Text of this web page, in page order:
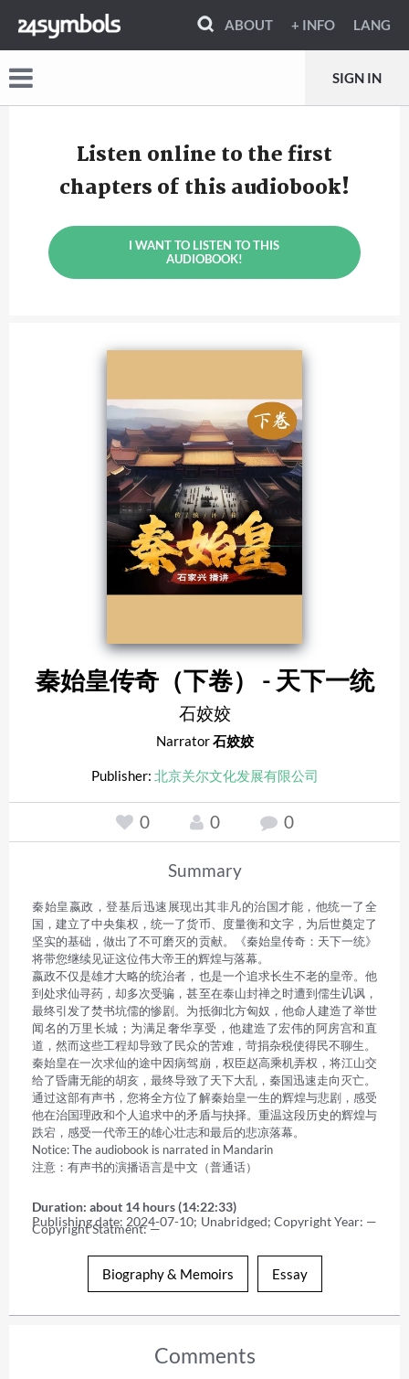
ABOUT + INFO LANG
SIGN IN
Listen online to the first
chapters of this audiobook!
I WANT TO LISTEN TO THIS
AUDIOBOOK!
秦始皇传奇（下卷） - 天下一统
石姣姣
Narrator石姣姣
Publisher: 北京关尔文化发展有限公司
0 0 0
Summary
秦始皇嬴政，登基后迅速展现出其非凡的治国才能，他统一了全
国，建立了中央集权，统一了货币、度量衡和文字，为后世奠定了
坚实的基础，做出了不可磨灭的贡献。《秦始皇传奇：天下一统》
将带您继续见证这位伟大帝王的辉煌与落幕。
嬴政不仅是雄才大略的统治者，也是一个追求长生不老的皇帝。他
到处求仙寻药，却多次受骗，甚至在泰山封禅之时遭到儒生讥讽，
最终引发了焚书坑儒的惨剧。为抵御北方匈奴，他命人建造了举世
闻名的万里长城；为满足奢华享受，他建造了宏伟的阿房宫和直
道，然而这些工程却导致了民众的苦难，苛捐杂税使得民不聊生。
秦始皇在一次求仙的途中因病驾崩，权臣赵高乘机弄权，将江山交
给了昏庸无能的胡亥，最终导致了天下大乱，秦国迅速走向灭亡。
通过这部有声书，您将全方位了解秦始皇一生的辉煌与悲剧，感受
他在治国理政和个人追求中的矛盾与抉择。重温这段历史的辉煌与
跌宕，感受一代帝王的雄心壮志和最后的悲凉落幕。
Notice: The audiobook is narrated in Mandarin
注意：有声书的演播语言是中文（普通话）
Duration: about 14 hours (14:22:33)
Publishing date: 2024-07-10; Unabridged; Copyright Year: —
Copyright Statment: —
Biography & Memoirs Essay
Comments